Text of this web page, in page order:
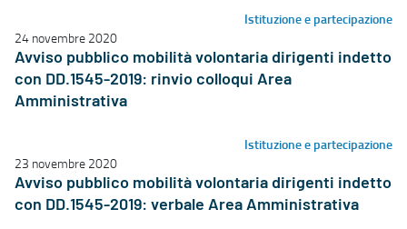
Istituzione e partecipazione
24 novembre 2020
Avviso pubblico mobilità volontaria dirigenti indetto
con DD.1545-2019: rinvio colloqui Area
Amministrativa
Istituzione e partecipazione
23 novembre 2020
Avviso pubblico mobilità volontaria dirigenti indetto
con DD.1545-2019: verbale Area Amministrativa